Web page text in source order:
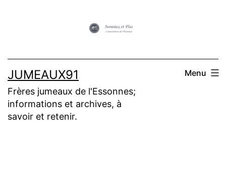
JUMEAUX91
Frères jumeaux de l'Essonnes;
informations et archives, à
savoir et retenir.
Menu